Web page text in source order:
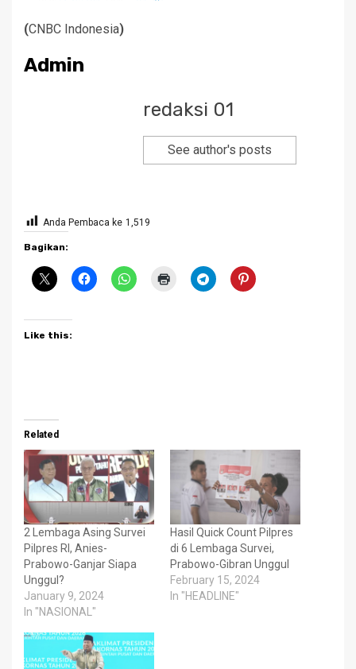
(CNBC Indonesia)
Admin
redaksi 01
See author's posts
Anda Pembaca ke 1,519
Bagikan:
Like this:
Related
2 Lembaga Asing Survei
Pilpres RI, Anies-
Prabowo-Ganjar Siapa
Unggul?
January 9, 2024
In "NASIONAL"
Hasil Quick Count Pilpres
di 6 Lembaga Survei,
Prabowo-Gibran Unggul
February 15, 2024
In "HEADLINE"